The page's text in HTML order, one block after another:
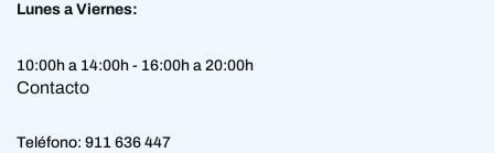
Lunes a Viernes:
10:00h a 14:00h - 16:00h a 20:00h
Contacto
Teléfono: 911 636 447